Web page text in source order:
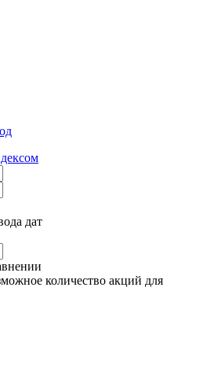
дат
количество акций для